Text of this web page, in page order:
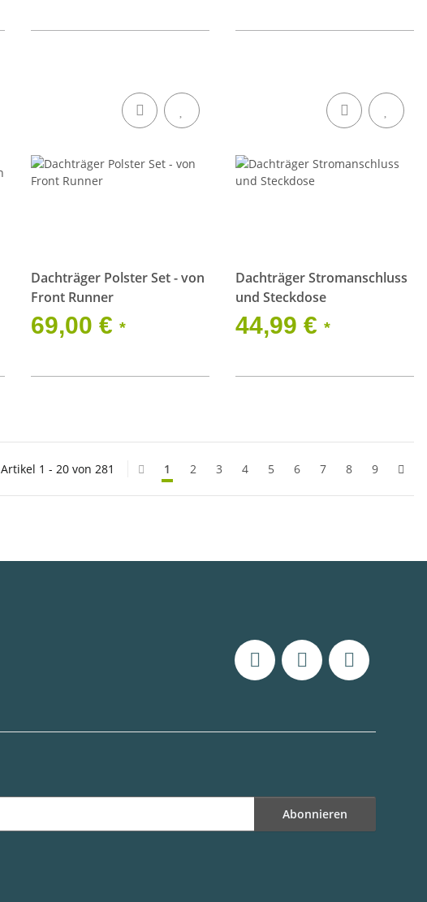
Dachträger Polster Set - von
Front Runner
69,00 € *
Dachträger Stromanschluss
und Steckdose
44,99 € *
Artikel 1 - 20 von 281 1 2 3 4 5 6 7 8 9
Abonnieren